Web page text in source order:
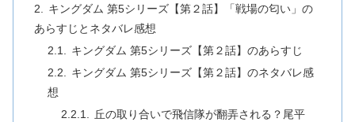
キングダム 第5シリーズ【第２話】「戦場の匂い」の
あらすじとネタバレ感想
キングダム 第5シリーズ【第２話】のあらすじ
キングダム 第5シリーズ【第２話】のネタバレ感
想
丘の取り合いで飛信隊が翻弄される？尾平